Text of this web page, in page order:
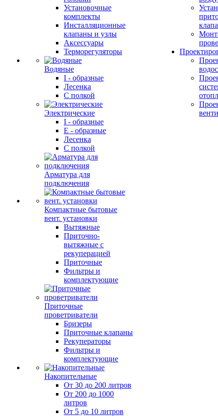
Установочные
комплекты
Инсталляционные
клапаны и узлы
Аксессуары
Терморегуляторы
Водяные
I - образные
Лесенка
С полкой
Электрические
I - образные
E - образные
Лесенка
С полкой
Арматура для
подключения
Компактные бытовые
вент. установки
Вытяжные
Приточно-
вытяжные с
рекуперацией
Приточные
Фильтры и
комплектующие
Приточные
проветриватели
Бризеры
Приточные клапаны
Рекуператоры
Фильтры и
комплектующие
Накопительные
От 30 до 200 литров
От 200 до 1000
литров
От 5 до 10 литров